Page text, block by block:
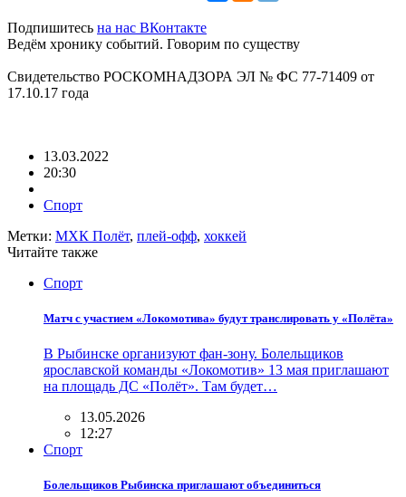
Подпишитесь на нас ВКонтакте
Ведём хронику событий. Говорим по существу
Свидетельство РОСКОМНАДЗОРА ЭЛ № ФС 77-71409 от
17.10.17 года
13.03.2022
20:30
Спорт
Метки: МХК Полёт, плей-офф, хоккей
Читайте также
Спорт
Матч с участием «Локомотива» будут транслировать у «Полёта»
В Рыбинске организуют фан-зону. Болельщиков
ярославской команды «Локомотив» 13 мая приглашают
на площадь ДС «Полёт». Там будет…
13.05.2026
12:27
Спорт
Болельщиков Рыбинска приглашают объединиться